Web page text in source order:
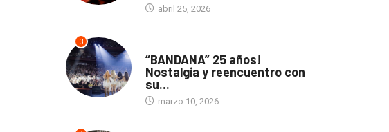
abril 25, 2026
3
“BANDANA” 25 años!
Nostalgia y reencuentro con
su...
marzo 10, 2026